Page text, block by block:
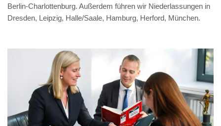
Berlin-Charlottenburg. Außerdem führen wir Niederlassungen in
Dresden, Leipzig, Halle/Saale, Hamburg, Herford, München.